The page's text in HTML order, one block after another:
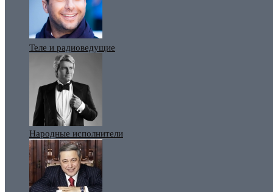
Теле и радиоведущие
Народные исполнители